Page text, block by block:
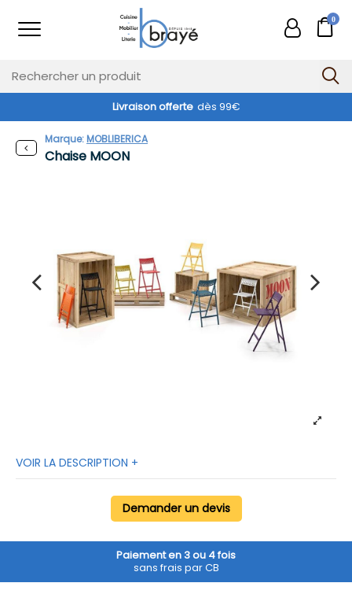
0
Livraison offerte dès 99€
Chaise MOON
Marque:MOBLIBERICA
VOIR LA DESCRIPTION +
Demander un devis
Paiement en 3 ou 4 fois
sans frais par CB